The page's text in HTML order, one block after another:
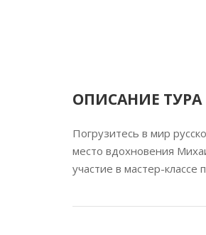
ОПИСАНИЕ ТУРА
Погрузитесь в мир
место вдохновения
участие в мастер-классе